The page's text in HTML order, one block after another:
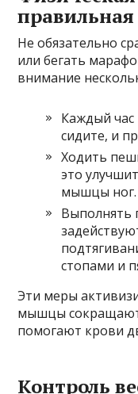
правильная
Не обязательно
или бегать
внимание
Каждый час
сидите, и
Ходить
это
мышцы ног.
Выполнять
стопами и
Эти меры
мышцы
помогают крови
Контроль